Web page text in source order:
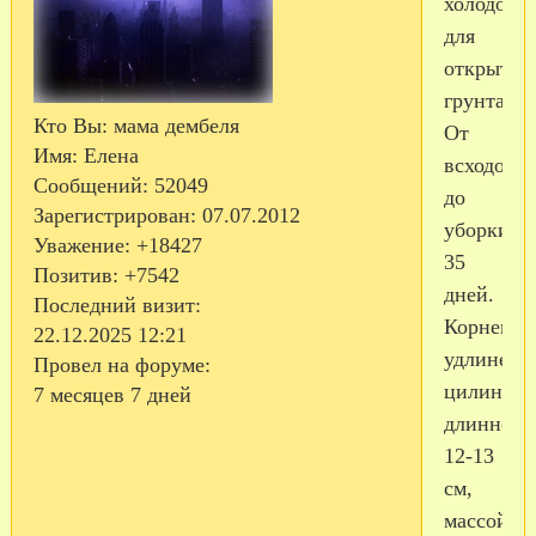
Кто Вы: мама дембеля
Имя: Елена
Сообщений: 52049
Зарегистрирован: 07.07.2012
Уважение: +18427
Позитив: +7542
Последний визит:
22.12.2025 12:21
Провел на форуме:
7 месяцев 7 дней
для
грунта.
От
всходов
до
уборки
35
дней.
длинной
12-13
см,
массой